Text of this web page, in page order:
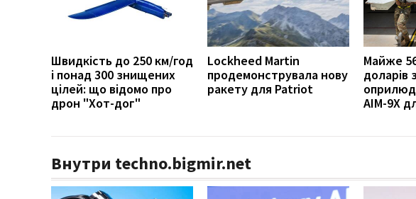
Швидкість до 250 км/год
і понад 300 знищених
цілей: що відомо про
дрон "Хот-дог"
Lockheed Martin
продемонструвала нову
ракету для Patriot
Майже
доларів
AIM-9X
Внутри techno.bigmir.net